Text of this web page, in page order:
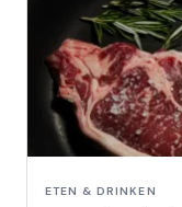
ETEN & DRINKEN